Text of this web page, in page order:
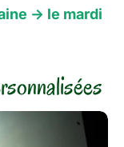
-> le mardi